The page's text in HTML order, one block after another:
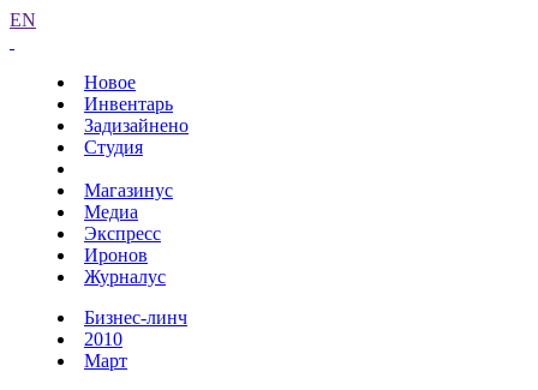
EN
Новое
Инвентарь
Задизайнено
Студия
Магазинус
Медиа
Экспресс
Иронов
Журналус
Бизнес-линч
2010
Март